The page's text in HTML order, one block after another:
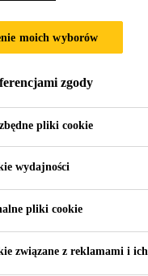
302 jest
mniej niż
pracy.
302
w warsztacie
treści +
Mniej niż 0,1%
pracy
Dobra przyczepność
Bardzo szybkie
moich wyborów
zgody
pliki cookie
wydajności
pliki cookie
związane z reklamami i